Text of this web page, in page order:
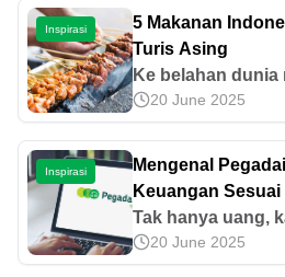
unik? Yuk, cek
ini!
Inspirasi
5 Makanan
Turis Asing
Ke belahan
lidah kita tetap
Lidah Indonesia
terbiasa dengan
memiliki cita rasa
rempah. Tidak
yang datang ke
20 June 2025
Inspirasi
Mengenal
Keuangan
Tak hanya uang,
menabung emas
Sebenarnya, apa
20 June 2025